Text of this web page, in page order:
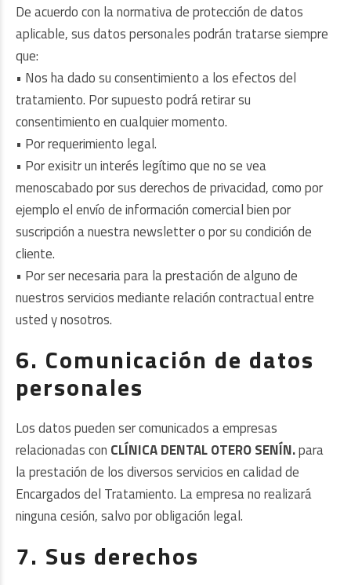
De acuerdo con la normativa de protección de datos
aplicable, sus datos personales podrán tratarse siempre
que:
• Nos ha dado su consentimiento a los efectos del
tratamiento. Por supuesto podrá retirar su
consentimiento en cualquier momento.
• Por requerimiento legal.
• Por exisitr un interés legítimo que no se vea
menoscabado por sus derechos de privacidad, como por
ejemplo el envío de información comercial bien por
suscripción a nuestra newsletter o por su condición de
cliente.
• Por ser necesaria para la prestación de alguno de
nuestros servicios mediante relación contractual entre
usted y nosotros.
6. Comunicación de datos
personales
Los datos pueden ser comunicados a empresas
relacionadas con CLÍNICA DENTAL OTERO SENÍN.para
la prestación de los diversos servicios en calidad de
Encargados del Tratamiento. La empresa no realizará
ninguna cesión, salvo por obligación legal.
7. Sus derechos